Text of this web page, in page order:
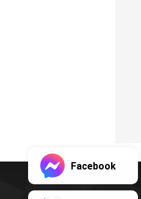
Facebook